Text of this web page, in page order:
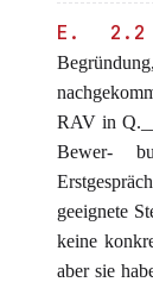
E. 2.2
RAV in
Bewer-
geeignete
keine
aber sie